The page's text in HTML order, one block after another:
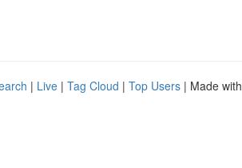
| Live | Tag Cloud | Top Users | Made with